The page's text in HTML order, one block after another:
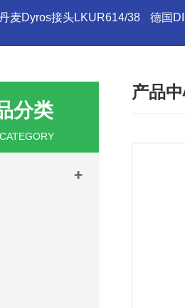
麦Dyros接头LKUR614/38 德国
分类
产品